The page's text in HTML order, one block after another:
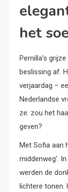
het
Pernilla’s
beslissing af.
verjaardag –
Nederlandse
ze: zou het
geven?
Met Sofia aan
middenweg’.
werden de
lichtere tonen.